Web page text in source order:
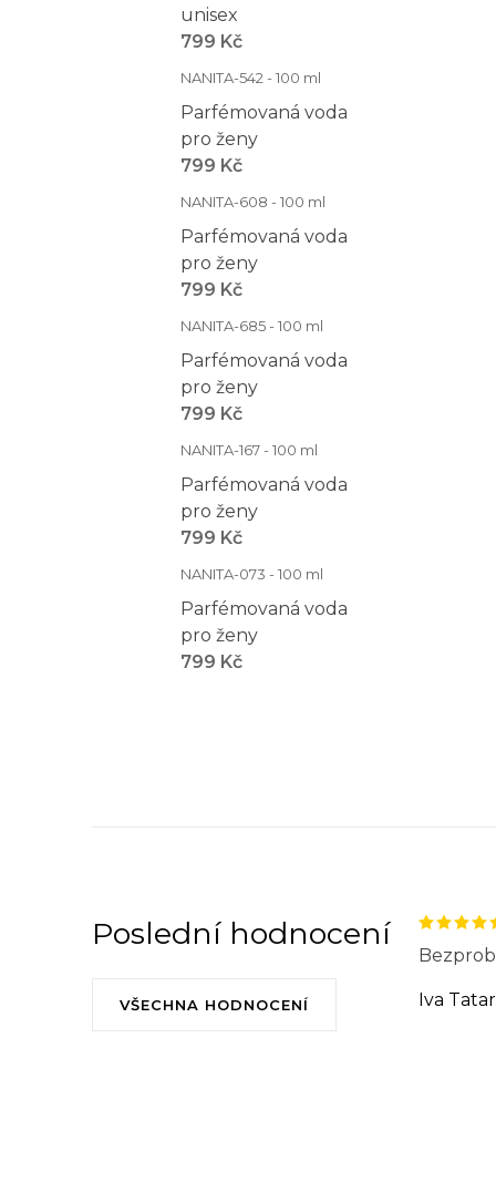
unisex
799 Kč
NANITA-542 - 100 ml
Parfémovaná voda
pro ženy
799 Kč
NANITA-608 - 100 ml
Parfémovaná voda
pro ženy
799 Kč
NANITA-685 - 100 ml
Parfémovaná voda
pro ženy
799 Kč
NANITA-167 - 100 ml
Parfémovaná voda
pro ženy
799 Kč
NANITA-073 - 100 ml
Parfémovaná voda
pro ženy
799 Kč
Poslední hodnocení
VŠECHNA HODNOCENÍ Iva